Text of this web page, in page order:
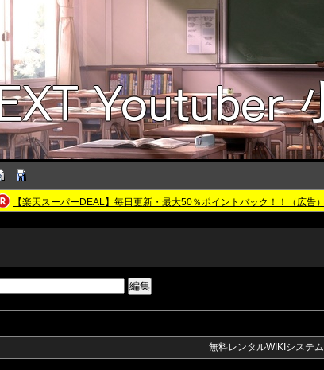
【楽天スーパーDEAL】毎日更新・最大50％ポイントバック！！（広告）
無料レンタルWIKIシステム